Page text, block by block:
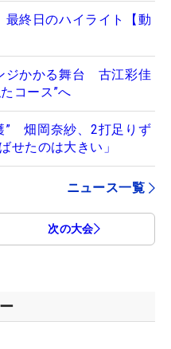
最終日のハイライト【動
ジかかる舞台 古江彩佳
コース”へ
” 畑岡奈紗、2打足りず
せたのは大きい」
ニュース一覧
次の大会